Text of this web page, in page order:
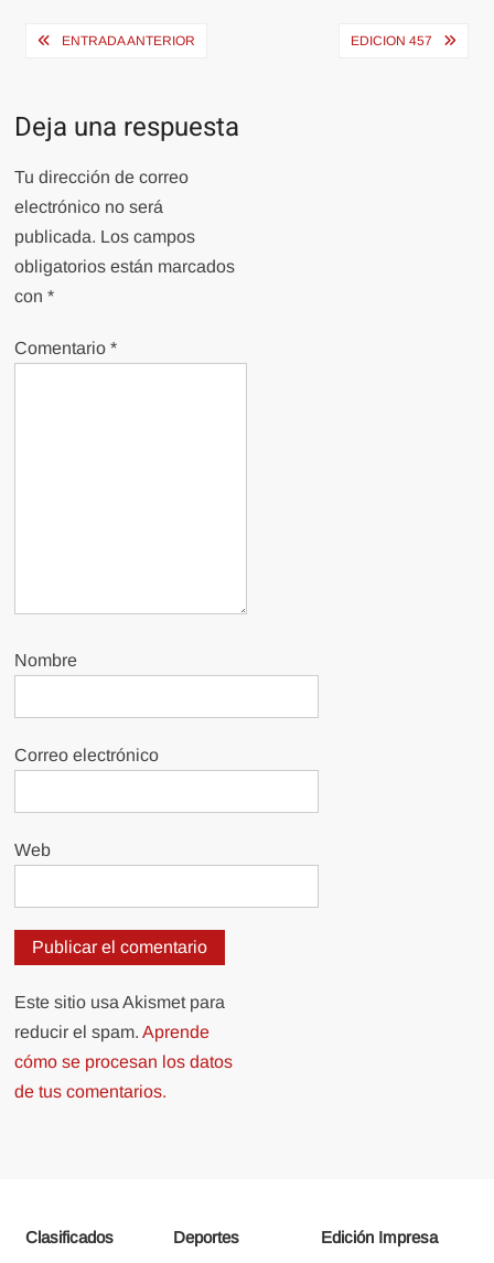
Navegación
entradas
ENTRADA ANTERIOR EDICION 457
Deja una respuesta
Tu dirección de correo
electrónico no será
publicada. Los campos
obligatorios están marcados
con*
Comentario*
Nombre
Correo electrónico
Web
Este sitio usa Akismet para
reducir el spam.Aprende
cómo se procesan los datos
de tus comentarios.
Clasificados Deportes
Edición Impresa